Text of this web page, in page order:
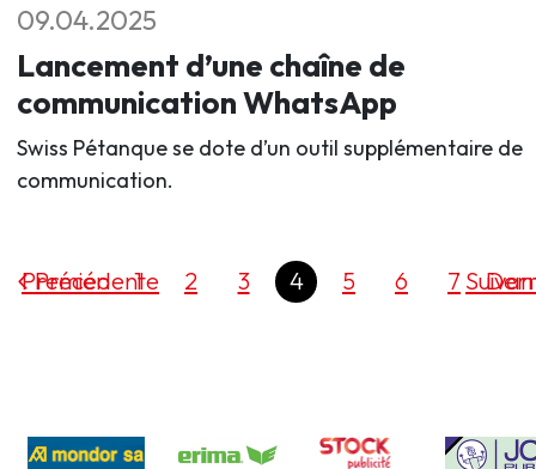
09.04.2025
Lancement d’une chaîne de
communication WhatsApp
Swiss Pétanque se dote d’un outil supplémentaire de
communication.
Précédente
Premier 1 2 3 4 5 6 7